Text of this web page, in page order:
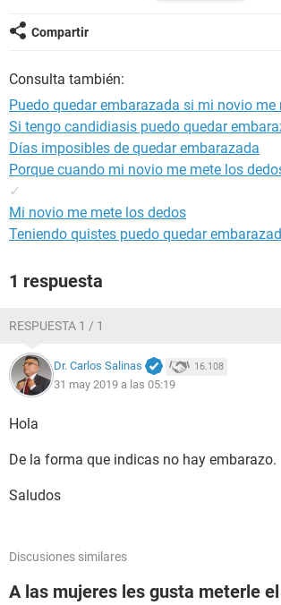
Tengo mucho miedo, porque me ha dolido
y me he estado cuestionando por ello, por
Gracias
Compartir
Consulta también:
Puedo quedar embarazada si mi novio me
Si tengo candidiasis puedo quedar
Días imposibles de quedar embarazada
Porque cuando mi novio me mete los
✓
Mi novio me mete los dedos
Teniendo quistes puedo quedar
1 respuesta
RESPUESTA 1 / 1
Dr. Carlos Salinas 16.108
31 may 2019 a las 05:19
Hola
De la forma que indicas no hay embarazo.
Saludos
Discusiones similares
A las mujeres les gusta meterle